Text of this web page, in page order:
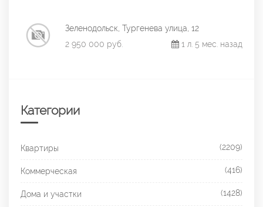
Зеленодольск, Тургенева улица, 12
2 950 000 руб.
1 л. 5 мес. назад
Категории
Квартиры (2209)
Коммерческая (416)
Дома и участки (1428)